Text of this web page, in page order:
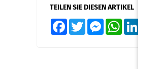
TEILEN SIE DIESEN ARTIKEL
FacebookTwitter MessengerWhatsApp